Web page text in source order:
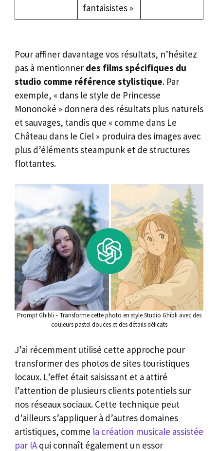
fantaisistes »
Pour affiner davantage vos résultats, n’hésitez
pas à mentionner des films spécifiques du
studio comme référence stylistique. Par
exemple, « dans le style de Princesse
Mononoké » donnera des résultats plus naturels
et sauvages, tandis que « comme dans Le
Château dans le Ciel » produira des images avec
plus d’éléments steampunk et de structures
flottantes.
Prompt Ghibli – Transforme cette photo en style Studio Ghibli avec des
couleurs pastel douces et des détails délicats
J’ai récemment utilisé cette approche pour
transformer des photos de sites touristiques
locaux. L’effet était saisissant et a attiré
l’attention de plusieurs clients potentiels sur
nos réseaux sociaux. Cette technique peut
d’ailleurs s’appliquer à d’autres domaines
artistiques, comme la création musicale assistée
par IAqui connaît également un essor